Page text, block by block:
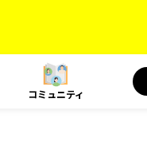
コミュニティ